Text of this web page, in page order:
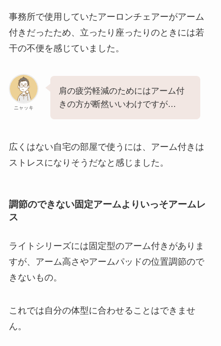
事務所で使用していたアーロンチェアーがアーム
付きだったため、立ったり座ったりのときには若
干の不便を感じていました。
ニャッキ
肩の疲労軽減のためにはアーム付
きの方が断然いいわけですが…
広くはない自宅の部屋で使うには、アーム付きは
ストレスになりそうだなと感じました。
調節のできない固定アームよりいっそアームレ
ス
ライトシリーズには固定型のアーム付きがありま
すが、アーム高さやアームパッドの位置調節ので
きないもの。
これでは自分の体型に合わせることはできませ
ん。